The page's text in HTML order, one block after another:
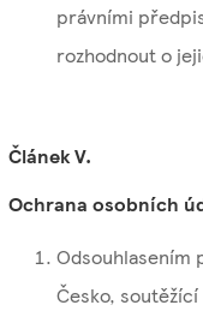
právními
rozhodnout o
Článek V.
Ochrana osobních
Odsouhlasením
Česko,